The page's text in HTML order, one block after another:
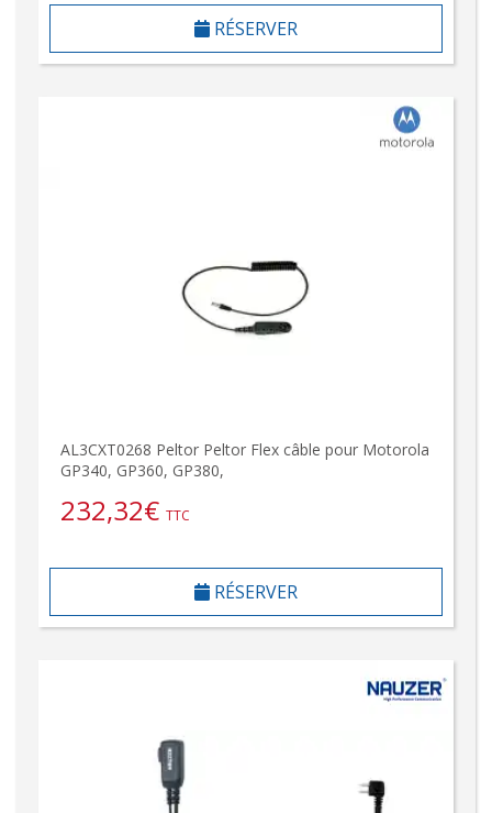
RÉSERVER
AL3CXT0268 Peltor Peltor Flex câble pour Motorola
GP340, GP360, GP380,
232,32€ TTC
RÉSERVER